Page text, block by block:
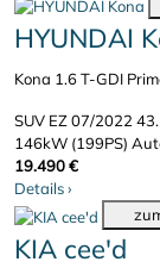
HYUNDAI
Kona 1.6 T-GDI
SUV EZ 07/2022
146kW (199PS)
19.490 €
Details›
KIA cee'd